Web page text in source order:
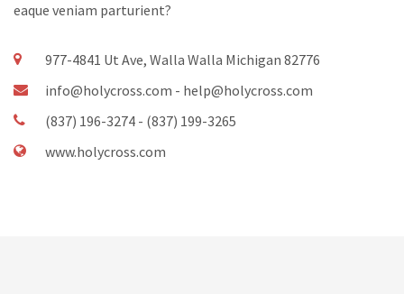
eaque veniam parturient?
977-4841 Ut Ave, Walla Walla Michigan 82776
info@holycross.com - help@holycross.com
(837) 196-3274 - (837) 199-3265
www.holycross.com